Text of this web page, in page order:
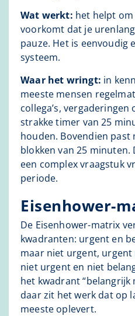
Wat werkt: het helpt
voorkomt dat je
pauze. Het is eenvoudig
systeem.
Waar het wringt: in
meeste mensen
collega’s, vergaderingen
strakke timer van 25
houden. Bovendien past
blokken van 25 minuten.
een complex vraagstuk
periode.
Eisenhower-
De Eisenhower-matrix
kwadranten: urgent en
maar niet urgent,
niet urgent en niet
het kwadrant
daar zit het werk dat op
meeste oplevert.